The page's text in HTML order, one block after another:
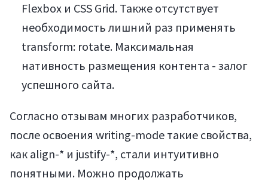
Flexbox и CSS Grid. Также отсутствует
необходимость лишний раз применять
transform: rotate. Максимальная
нативность размещения контента - залог
успешного сайта.
Согласно отзывам многих разработчиков,
после освоения writing-mode такие свойства,
как align-* и justify-*, стали интуитивно
понятными. Можно продолжать